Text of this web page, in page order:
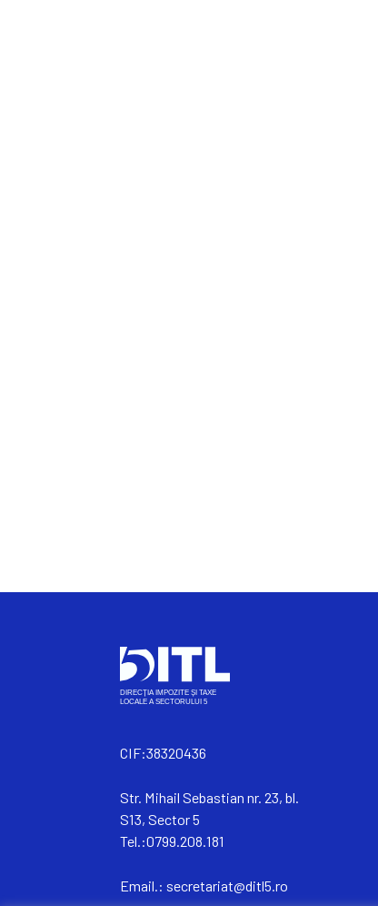
CIF:38320436
Str. Mihail Sebastian nr. 23, bl.
S13, Sector 5
Tel.:0799.208.181
Email.: secretariat@ditl5.ro